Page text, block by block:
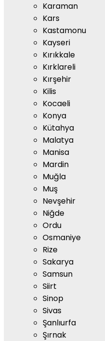
Karaman
Kars
Kastamonu
Kayseri
Kırıkkale
Kırklareli
Kırşehir
Kilis
Kocaeli
Konya
Kütahya
Malatya
Manisa
Mardin
Muğla
Muş
Nevşehir
Niğde
Ordu
Osmaniye
Rize
Sakarya
Samsun
Siirt
Sinop
Sivas
Şanlıurfa
Şırnak